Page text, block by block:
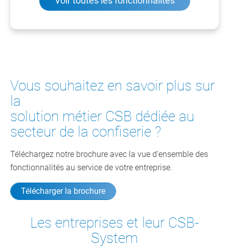
Vous souhaitez en savoir plus sur
la
solution métier CSB dédiée au
secteur de la confiserie ?
Téléchargez notre brochure avec la vue d'ensemble des
fonctionnalités au service de votre entreprise.
Télécharger la brochure
Les entreprises et leur CSB-
System